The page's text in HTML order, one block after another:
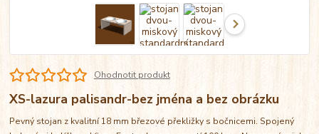
Ohodnotit produkt
XS-lazura palisandr-bez jména a bez obrázku
Pevný stojan z kvalitní 18 mm březové překližky s bočnicemi. Spojený